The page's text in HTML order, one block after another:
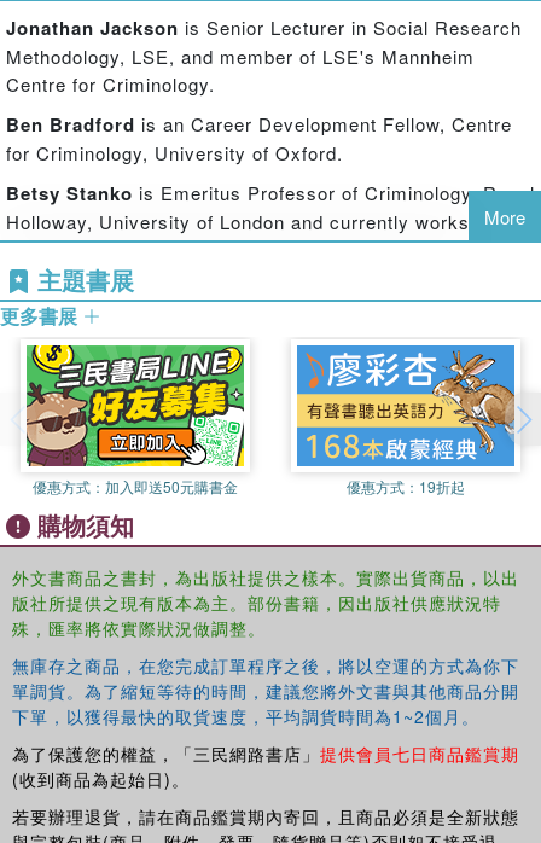
The book:
presents data on the measurement of trust; drawing on information
from twenty-five years of the British Crime Survey to highlight key
trends and historical trajectories
explores the roles played by fear of crime, anxieties about
police
addresses the geographical distribution of trust
shows the importance of public trust and confidence in generating
legitimacy, compliance with the law and cooperation with
authorities.
Just Authority?will be of interest not to just to students,
researchers and academics but also to practitioners and
policy makers who are tasked to engage with complex and
shifting notions of public trust and police legitimacy.
Jonathan Jackson is Senior Lecturer in Social Research
Methodology, LSE, and member of LSE's Mannheim
Centre for Criminology.
Ben Bradford is an Career Development Fellow, Centre
for Criminology, University of Oxford.
Betsy Stanko is Emeritus Professor of Criminology, Royal
Holloway, University of London and currently works for the
Metropolitan Police.
Katrin Hohlis a Research Fellow in the Methodology
Institute, LSE.
More
主題書展
更多書展
優惠方式： 加入即送50元購書金 優惠方式： 19折起
購物須知
外文書商品之書封，為出版社提供之樣本。實際出貨商品，以出
版社所提供之現有版本為主。部份書籍，因出版社供應狀況特
殊，匯率將依實際狀況做調整。
無庫存之商品，在您完成訂單程序之後，將以空運的方式為你下
單調貨。為了縮短等待的時間，建議您將外文書與其他商品分開
下單，以獲得最快的取貨速度，平均調貨時間為1~2個月。
為了保護您的權益，「三民網路書店」 提供會員七日商品鑑賞期
(收到商品為起始日)。
若要辦理退貨，請在商品鑑賞期內寄回，且商品必須是全新狀態